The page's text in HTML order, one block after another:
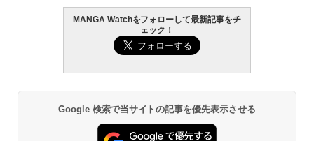
MANGA Watchをフォローして最新記事をチ
ェック！
Google 検索で当サイトの記事を優先表示させる